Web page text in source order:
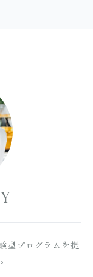
型プログラムを提